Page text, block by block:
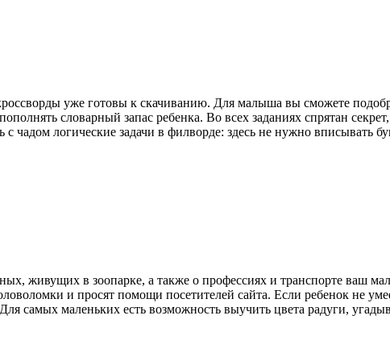
уже готовы к скачиванию. Для малыша вы сможете
словарный запас ребенка. Во всех заданиях спрятан
с чадом логические задачи в филворде: здесь не нужно вписывать
живущих в зоопарке, а также о профессиях и транспорте ваш
и просят помощи посетителей сайта. Если ребенок не
самых маленьких есть возможность выучить цвета радуги,